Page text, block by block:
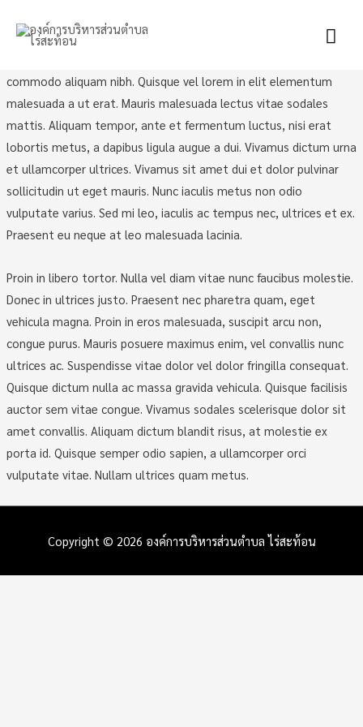
Lorem ipsum dolor sit amet, consectetur adipiscing elit.
commodo aliquam nibh. Quisque vel lorem in elit elementum
malesuada a ut erat. Mauris malesuada lectus vitae sodales
mattis. Aliquam tempor, ante et fermentum luctus, nisi erat
lobortis metus, a dapibus ligula augue a dui. Vivamus dictum urna
et ullamcorper ultrices. Vivamus sit amet dui et dolor pulvinar
sollicitudin ut eget mauris. Nunc iaculis metus non odio
vulputate varius. Sed mi leo, iaculis ac tempus nec, ultrices et ex.
Praesent eu neque at leo malesuada lacinia.
Proin in libero tortor. Nulla vel diam vitae nunc faucibus molestie.
Donec in ultrices justo. Praesent nec pharetra quam, eget
vehicula magna. Proin in eros malesuada, suscipit arcu non,
congue purus. Mauris posuere maximus enim, vel convallis nunc
ultrices ac. Suspendisse vitae dolor vel dolor fringilla consequat.
Quisque dictum nulla ac massa gravida vehicula. Quisque facilisis
auctor sem vitae congue. Vivamus sodales scelerisque dolor sit
amet convallis. Aliquam dictum blandit risus, at molestie ex
porta id. Quisque semper odio sapien, a ullamcorper orci
vulputate vitae. Nullam ultrices quam metus.
Copyright © 2026 องค์การบริหารส่วนตำบล ไร่สะท้อน